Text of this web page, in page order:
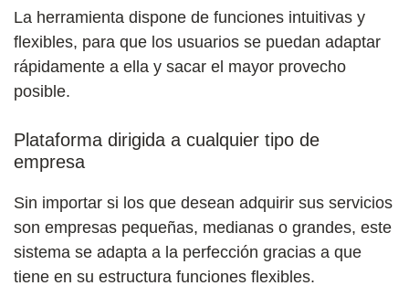
La herramienta dispone de funciones intuitivas y
flexibles, para que los usuarios se puedan adaptar
rápidamente a ella y sacar el mayor provecho
posible.
Plataforma dirigida a cualquier tipo de
empresa
Sin importar si los que desean adquirir sus servicios
son empresas pequeñas, medianas o grandes, este
sistema se adapta a la perfección gracias a que
tiene en su estructura funciones flexibles.